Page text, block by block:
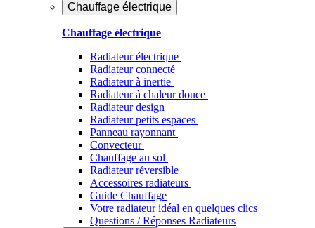
Chauffage électrique
Chauffage électrique
Radiateur électrique
Radiateur connecté
Radiateur à inertie
Radiateur à chaleur douce
Radiateur design
Radiateur petits espaces
Panneau rayonnant
Convecteur
Chauffage au sol
Radiateur réversible
Accessoires radiateurs
Guide Chauffage
Votre radiateur idéal en quelques clics
Questions / Réponses Radiateurs